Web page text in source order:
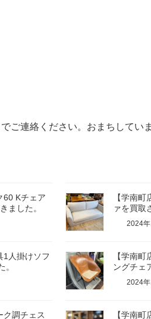
ご連絡ください。おまちしてい
60 Kチェア
ました。
【学南
ァを買取
2024
1人掛けソフ
。
【学南
ングチェ
2024
ク調チェス
【学南